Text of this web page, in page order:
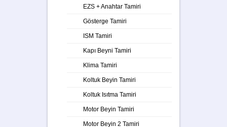
EZS + Anahtar Tamiri
Gösterge Tamiri
ISM Tamiri
Kapı Beyni Tamiri
Klima Tamiri
Koltuk Beyin Tamiri
Koltuk Isıtma Tamiri
Motor Beyin Tamiri
Motor Beyin 2 Tamiri